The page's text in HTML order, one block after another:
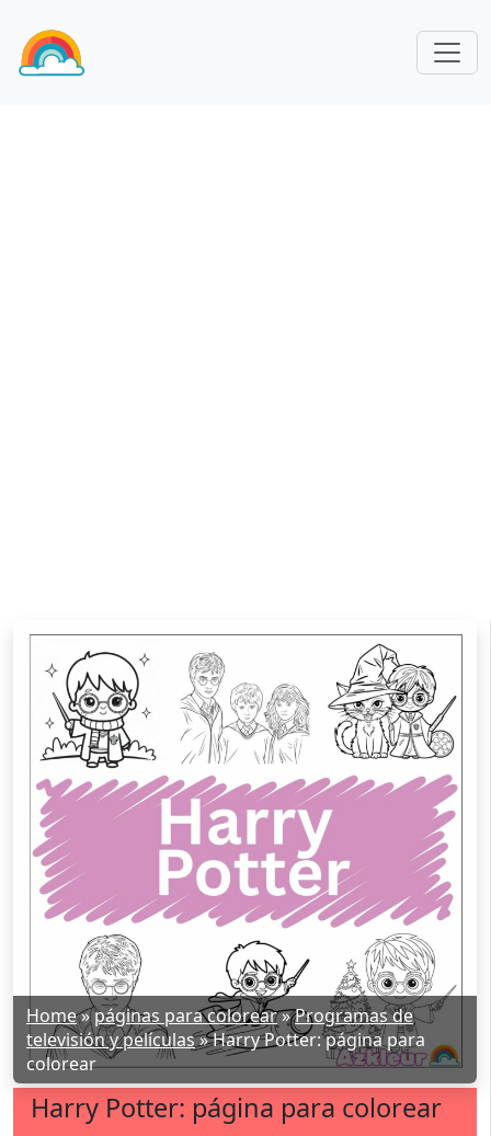
Home»páginas para colorear»Programas de
televisión y películas»Harry Potter: página para
colorear
Harry Potter: página para colorear